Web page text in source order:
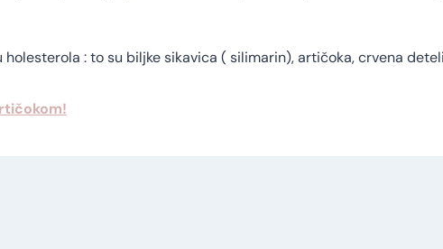
: to su biljke sikavica ( silimarin), artičoka, crvena